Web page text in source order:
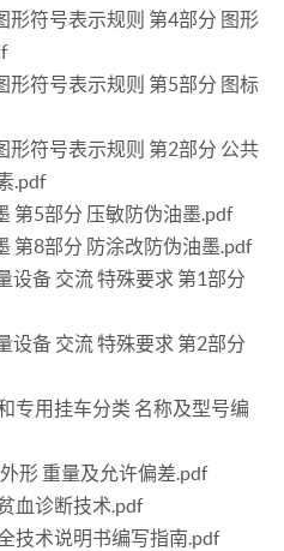
形符号表示规则 第4部分 图形
形符号表示规则 第5部分 图标
形符号表示规则 第2部分 公共
.pdf
第5部分 压敏防伪油墨.pdf
第8部分 防涂改防伪油墨.pdf
设备 交流 特殊要求 第1部分
设备 交流 特殊要求 第2部分
专用挂车分类 名称及型号编
形 重量及允许偏差.pdf
血诊断技术.pdf
技术说明书编写指南.pdf